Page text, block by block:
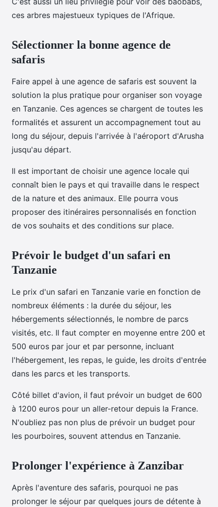
ces arbres majestueux typiques de l'Afrique.
Sélectionner la bonne agence de
safaris
Faire appel à une agence de safaris est souvent la
solution la plus pratique pour organiser son voyage
en Tanzanie. Ces agences se chargent de toutes les
formalités et assurent un accompagnement tout au
long du séjour, depuis l'arrivée à l'aéroport d'Arusha
jusqu'au départ.
Il est important de choisir une agence locale qui
connaît bien le pays et qui travaille dans le respect
de la nature et des animaux. Elle pourra vous
proposer des itinéraires personnalisés en fonction
de vos souhaits et des conditions sur place.
Prévoir le budget d'un safari en
Tanzanie
Le prix d'un safari en Tanzanie varie en fonction de
nombreux éléments : la durée du séjour, les
hébergements sélectionnés, le nombre de parcs
visités, etc. Il faut compter en moyenne entre 200 et
500 euros par jour et par personne, incluant
l'hébergement, les repas, le guide, les droits d'entrée
dans les parcs et les transports.
Côté billet d'avion, il faut prévoir un budget de 600
à 1200 euros pour un aller-retour depuis la France.
N'oubliez pas non plus de prévoir un budget pour
les pourboires, souvent attendus en Tanzanie.
Prolonger l'expérience à Zanzibar
Après l'aventure des safaris, pourquoi ne pas
prolonger le séjour par quelques jours de détente à